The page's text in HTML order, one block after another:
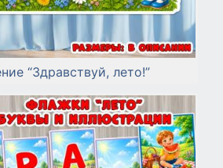
“Здравствуй, лето!”